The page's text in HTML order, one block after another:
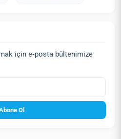
için e‑posta bültenimize
Ol